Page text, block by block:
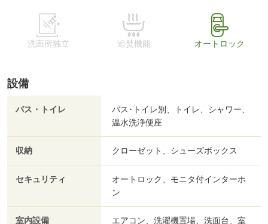
洗面所独立 追焚機能 オートロック
設備
バス・トイレ
バス･トイレ別、トイレ、シャワー、
温水洗浄便座
収納 クローゼット、シューズボックス
セキュリティ
オートロック、モニタ付インターホ
ン
室内設備
エアコン、洗濯機置場、洗面台、室